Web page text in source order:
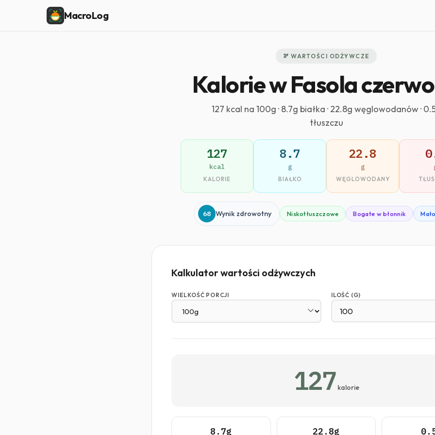
MacroLog
🫘 WARTOŚCI ODŻYWCZE
Kalorie w Fasola
127 kcal na 100g · 8.7g białka · 22.8g węglowodanów ·
tłuszczu
127
kcal
KALORIE
8.7
g
BIAŁKO
22.8
g
WĘGLOWODANY
68 Wynik zdrowotny Niskotłuszczowe Bogate w błonnik
Kalkulator wartości odżywczych
WIELKOŚĆ PORCJI ILOŚĆ (G)
127 kalorie
8.7g 22.8g